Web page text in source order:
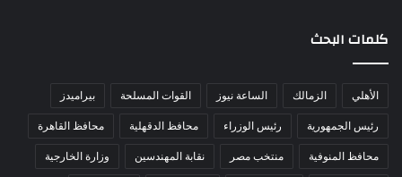
كلمات البحث
الأهلي الزمالك الساعة نيوز القوات المسلحة
بيراميدز
رئيس الجمهورية
رئيس الوزراء محافظ الدقهلية
محافظ القاهرة
محافظ المنوفية
منتخب مصر نقابة المهندسين
وزارة الخارجية